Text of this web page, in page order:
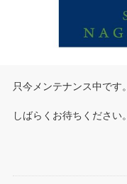
只今メンテナンス中です。
しばらくお待ちください。